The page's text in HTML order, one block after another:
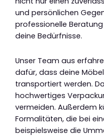
und persönlichen
professionelle
deine Bedürfnisse.
Unser Team aus
dafür, dass deine
transportiert werden.
hochwertiges
vermeiden. Außerdem
Formalitäten, die bei
beispielsweise die